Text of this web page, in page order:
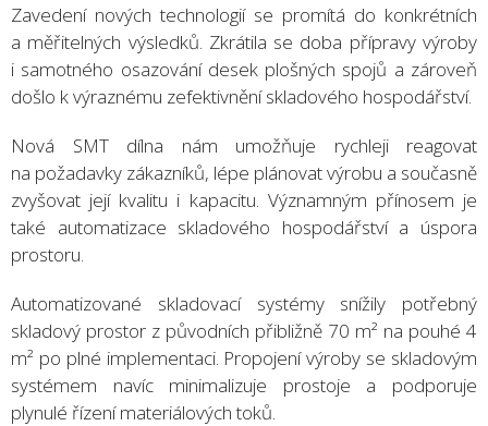
Zavedení nových technologií se promítá do konkrétních
a měřitelných výsledků. Zkrátila se doba přípravy výroby
i samotného osazování desek plošných spojů a zároveň
došlo k výraznému zefektivnění skladového hospodářství.
Nová SMT dílna nám umožňuje rychleji reagovat
na požadavky zákazníků, lépe plánovat výrobu a současně
zvyšovat její kvalitu i kapacitu. Významným přínosem je
také automatizace skladového hospodářství a úspora
prostoru.
Automatizované skladovací systémy snížily potřebný
skladový prostor z původních přibližně 70 m² na pouhé 4
m² po plné implementaci. Propojení výroby se skladovým
systémem navíc minimalizuje prostoje a podporuje
plynulé řízení materiálových toků.